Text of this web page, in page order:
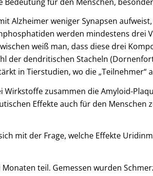
Alzheimer weniger Synapsen
werden mindestens drei
weiß man, dass diese drei
der dendritischen Stacheln
in Tierstudien, wo die
zusammen die Amyloid-
Effekte auch für den Menschen
mit der Frage, welche Effekte
teil. Gemessen wurden